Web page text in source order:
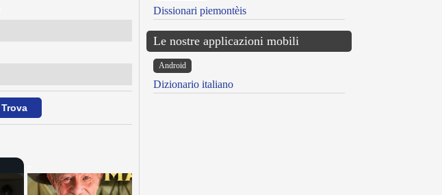
Dissionari piemontèis
Le nostre applicazioni mobili
Android
Dizionario italiano